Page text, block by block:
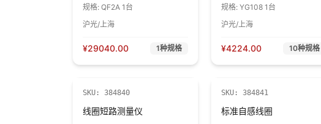
规格: QF2A 1台
沪光/上海
¥29040.00 1种规格
规格: YG108 1台
沪光/上海
¥4224.00 10种规格
SKU: 384840
线圈短路测量仪
SKU: 384841
标准自感线圈